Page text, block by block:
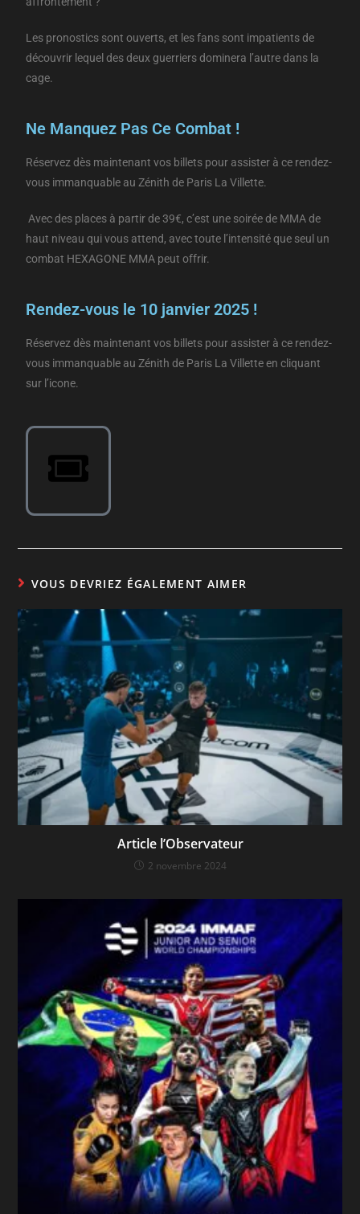
Les pronostics sont ouverts, et les fans sont impatients de
découvrir lequel des deux guerriers dominera l’autre dans la
cage.
Ne Manquez Pas Ce Combat !
Réservez dès maintenant vos billets pour assister à ce rendez-
vous immanquable au Zénith de Paris La Villette.
Avec des places à partir de 39€, c’est une soirée de MMA de
haut niveau qui vous attend, avec toute l’intensité que seul un
combat HEXAGONE MMA peut offrir.
Rendez-vous le 10 janvier 2025 !
Réservez dès maintenant vos billets pour assister à ce rendez-
vous immanquable au Zénith de Paris La Villette en cliquant
sur l’icone.
VOUS DEVRIEZ ÉGALEMENT AIMER
Article l’Observateur
2 novembre 2024